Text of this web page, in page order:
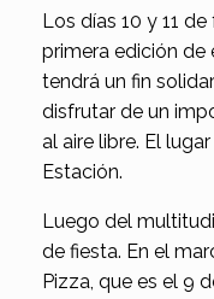
Los días 10 y 11
primera edición
tendrá un fin
disfrutar de un
al aire libre. El
Estación.
Luego del
de fiesta. En el
Pizza, que es el 9